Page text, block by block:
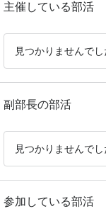
主催している部活
見つかりませんでし
副部長の部活
見つかりませんでし
参加している部活